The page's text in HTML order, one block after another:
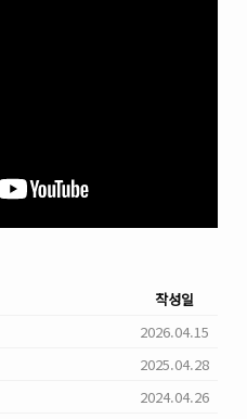
작성일
2026.04.15
2025.04.28
2024.04.26